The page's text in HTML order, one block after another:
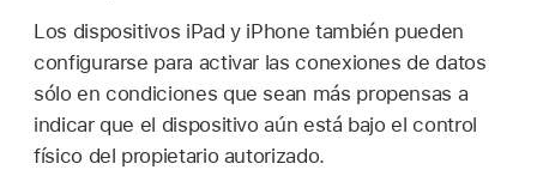
Los dispositivos iPad y iPhone también pueden
configurarse para activar las conexiones de datos
sólo en condiciones que sean más propensas a
indicar que el dispositivo aún está bajo el control
físico del propietario autorizado.